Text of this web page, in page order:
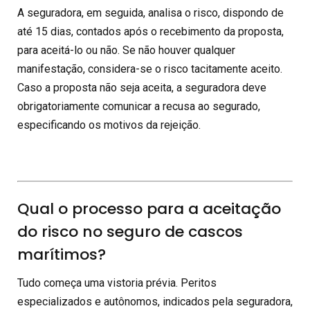
A seguradora, em seguida, analisa o risco, dispondo de
até 15 dias, contados após o recebimento da proposta,
para aceitá-lo ou não. Se não houver qualquer
manifestação, considera-se o risco tacitamente aceito.
Caso a proposta não seja aceita, a seguradora deve
obrigatoriamente comunicar a recusa ao segurado,
especificando os motivos da rejeição.
Qual o processo para a aceitação
do risco no seguro de cascos
marítimos?
Tudo começa uma vistoria prévia. Peritos
especializados e autônomos, indicados pela seguradora,